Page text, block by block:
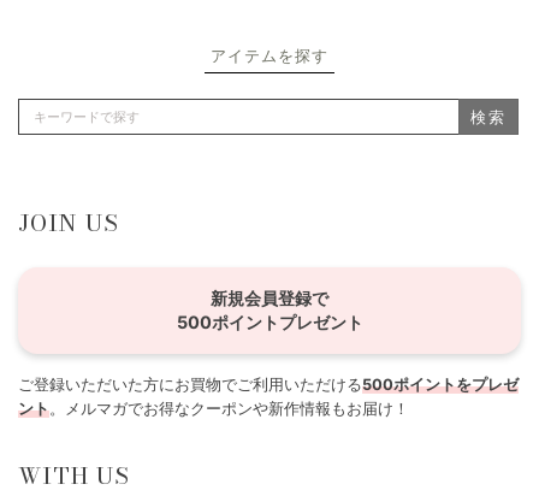
アイテムを探す
検索
JOIN US
新規会員登録で
500ポイントプレゼント
ご登録いただいた方にお買物でご利用いただける500ポイントをプレゼ
ント。メルマガでお得なクーポンや新作情報もお届け！
WITH US